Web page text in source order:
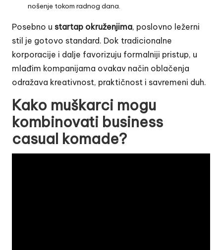
nošenje tokom radnog dana.
Posebno u startap okruženjima, poslovno ležerni
stil je gotovo standard. Dok tradicionalne
korporacije i dalje favorizuju formalniji pristup, u
mlađim kompanijama ovakav način oblačenja
odražava kreativnost, praktičnost i savremeni duh.
Kako muškarci mogu
kombinovati business
casual komade?